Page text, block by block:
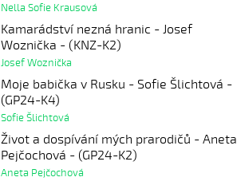
Nella Sofie Krausová
Kamarádství nezná hranic - Josef
Woznička - (KNZ-K2)
Josef Woznička
Moje babička v Rusku - Sofie Šlichtová -
(GP24-K4)
Sofie Šlichtová
Život a dospívání mých prarodičů - Aneta
Pejčochová - (GP24-K2)
Aneta Pejčochová